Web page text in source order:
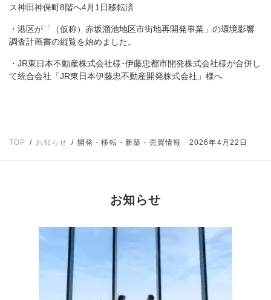
ス神田神保町8階へ4月1日移転済
・港区が「（仮称）赤坂溜池地区市街地再開発事業」の環境影響
調査計画書の縦覧を始めました。
・JR東日本不動産株式会社様･伊藤忠都市開発株式会社様が合併し
て統合会社「JR東日本伊藤忠不動産開発株式会社」様へ
TOP お知らせ 開発・移転・新築・売買情報 2026年4月22日
お知らせ